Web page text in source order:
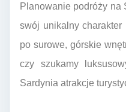
Planowanie podróży na
swój unikalny charakter
po surowe, górskie
czy szukamy
Sardynia atrakcje